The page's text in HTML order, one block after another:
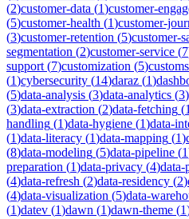
(2)customer-data (1)customer-
(5)customer-health (1)customer-
(3)customer-retention (5)customer-
segmentation (2)customer-service (7
support (7)customization (5)customs
(1)cybersecurity (14)daraz (1)
(5)data-analysis (3)data-analytics (3)
(3)data-extraction (2)data-fetching (1
handling (1)data-hygiene (1)data-
(1)data-literacy (1)data-mapping (1)
(8)data-modeling (5)data-pipeline (1
preparation (1)data-privacy (4)data-
(4)data-refresh (2)data-residency (2)
(4)data-visualization (5)data-
(1)datev (1)dawn (1)dawn-theme (1